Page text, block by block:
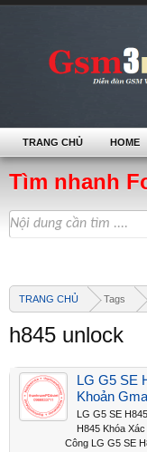
Tìm nhanh
TRANG CHỦ Tags
h845 unlock
LG G5 SE
Khoản
LG G5 SE
H845 Khóa
Công LG G5 SE
TRANG CHỦ HOME